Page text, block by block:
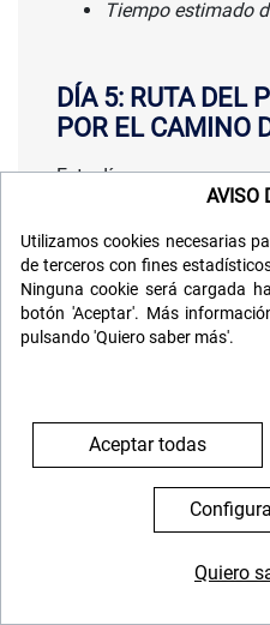
Tiempo estimado
DÍA 5: RUTA DEL
POR EL CAMINO
Este día nos acercamos
histórica y cultural.
Comenzaremos con un
ruraljunto a verdes
rebaños de la endémica
los valles o carreña.
Haremos una paradita
coger aire y disfrutar de
ría de
Iniciamos el descenso
AVISO
Utilizamos cookies necesarias
de terceros con fines
Ninguna cookie será cargada
botón 'Aceptar'. Más
pulsando 'Quiero saber más'.
Aceptar todas
Quiero